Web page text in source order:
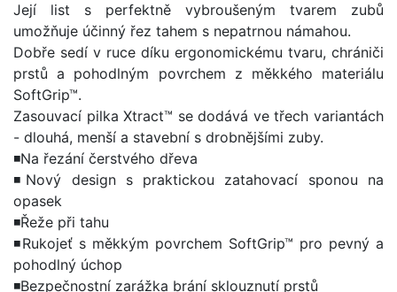
Její list s perfektně vybroušeným tvarem zubů
umožňuje účinný řez tahem s nepatrnou námahou.
Dobře sedí v ruce díku ergonomickému tvaru, chrániči
prstů a pohodlným povrchem z měkkého materiálu
SoftGrip™.
Zasouvací pilka Xtract™ se dodává ve třech variantách
- dlouhá, menší a stavební s drobnějšími zuby.
◾Na řezání čerstvého dřeva
◾Nový design s praktickou zatahovací sponou na
opasek
◾Řeže při tahu
◾Rukojeť s měkkým povrchem SoftGrip™ pro pevný a
pohodlný úchop
◾Bezpečnostní zarážka brání sklouznutí prstů